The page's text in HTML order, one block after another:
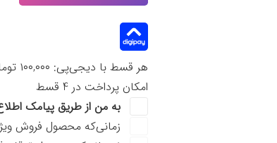
هر قسط با دیجی‌پی: ۱۰۰,۰۰۰
امکان پرداخت در 4 قسط
به من از طریق پیامک
زمانی‌که محصول فروش